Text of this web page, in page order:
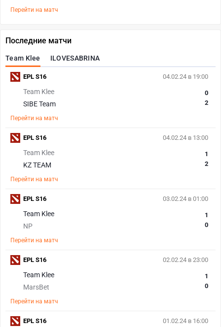
Перейти на матч
Последние матчи
Team Klee ILOVESABRINA
04.02.24 в 19:00
Team Klee
SIBE Team
0
2
Перейти на матч
EPL S16
04.02.24 в 13:00
Team Klee
KZ TEAM
1
2
Перейти на матч
EPL S16
03.02.24 в 01:00
Team Klee
NP
1
0
Перейти на матч
EPL S16
02.02.24 в 23:00
Team Klee
MarsBet
1
0
Перейти на матч
EPL S16
01.02.24 в 16:00
EPL S16